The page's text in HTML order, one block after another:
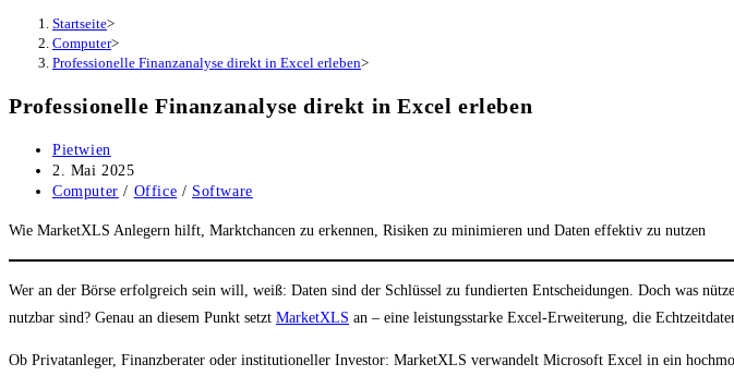
Startseite>
Computer>
Professionelle Finanzanalyse direkt in Excel erleben>
Professionelle Finanzanalyse direkt in Excel erleben
Beitrags-
Autor:
Pietwien
Beitrag
veröffentlicht:
2. Mai 2025
Beitrags-
Computer / Office / Software
Wie MarketXLS Anlegern hilft, Marktchancen zu erkennen, Risiken zu minimieren und Daten effektiv zu nutzen
Wer an der Börse erfolgreich sein will, weiß: Daten sind der Schlüssel zu fundierten Entscheidungen. Doch was
nutzbar sind? Genau an diesem Punkt setzt MarketXLS an – eine leistungsstarke Excel-Erweiterung, die
Ob Privatanleger, Finanzberater oder institutioneller Investor: MarketXLS verwandelt Microsoft Excel in ein